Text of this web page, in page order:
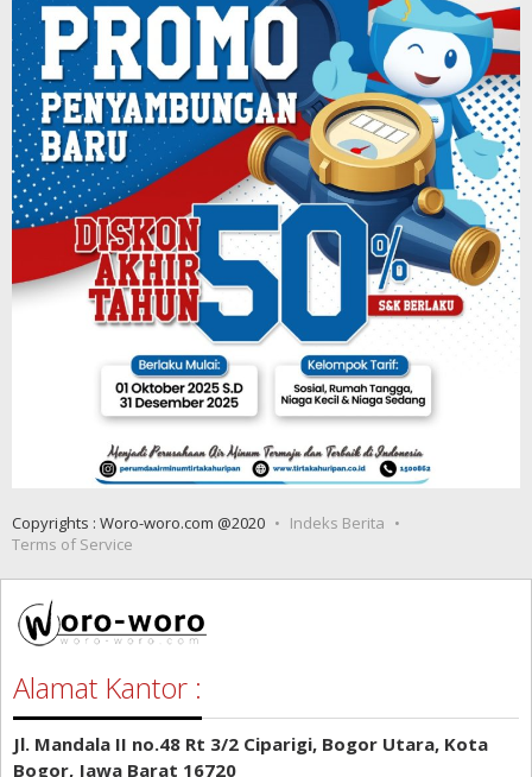
Copyrights : Woro-woro.com @2020
Indeks Berita
Terms of Service
Alamat Kantor :
Jl. Mandala II no.48 Rt 3/2 Ciparigi, Bogor Utara, Kota
Bogor, Jawa Barat 16720